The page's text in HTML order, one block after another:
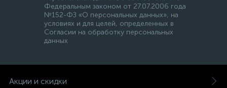
Федеральным законом от 27.07.2006 года
№152-ФЗ «О персональных данных», на
условиях и для целей, определенных в
Согласии на обработку персональных
данных
Акции и скидки